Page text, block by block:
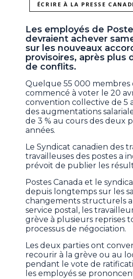
ÉCRIRE À LA PRESSE
Les employés de
devraient achever
sur les nouveaux
provisoires, après plus
de conflits.
Quelque 55 000 membres
commencé à voter le 20
convention collective de 5
des augmentations
de 3 % au cours des deux
années.
Le Syndicat canadien des
travailleuses des postes a
prévoit de publier les
Postes Canada et le
depuis longtemps sur les
changements structurels
service postal, les
grève à plusieurs reprises
processus de négociation.
Les deux parties ont
recourir à la grève ou au
pendant le vote de
les employés se